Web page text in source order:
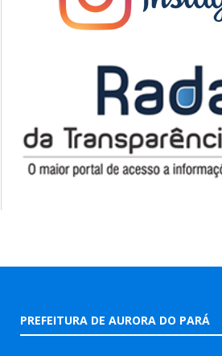
PREFEITURA DE AURORA DO PARÁ